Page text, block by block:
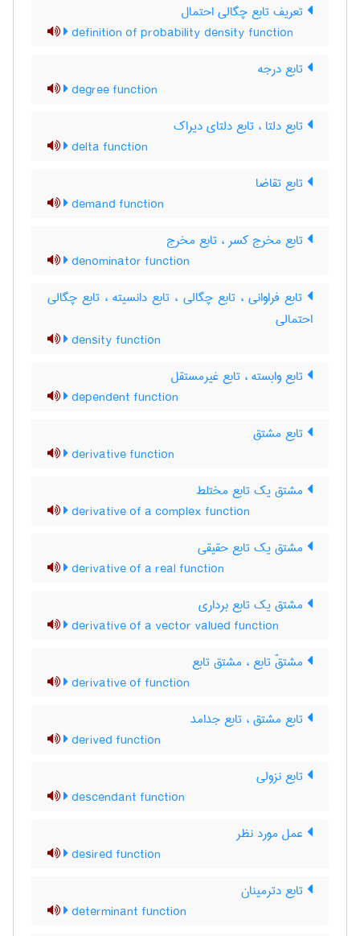
تعریف تابع چگالی احتمال
definition of probability density function
تابع درجه
degree function
تابع دلتا ، تابع دلتای دیراک
delta function
تابع تقاضا
demand function
تابع مخرج کسر ، تابع مخرج
denominator function
تابع فراوانی ، تابع چگالی ، تابع دانسیته ، تابع چگالی
احتمالی
density function
تابع وابسته ، تابع غیرمستقل
dependent function
تابع مشتق
derivative function
مشتق یک تابع مختلط
derivative of a complex function
مشتق یک تابع حقیقی
derivative of a real function
مشتق یک تابع برداری
derivative of a vector valued function
مشتقّ تابع ، مشتق تابع
derivative of function
تابع مشتق ، تابع جدامد
derived function
تابع نزولی
descendant function
عمل مورد نظر
desired function
تابع دترمینان
determinant function